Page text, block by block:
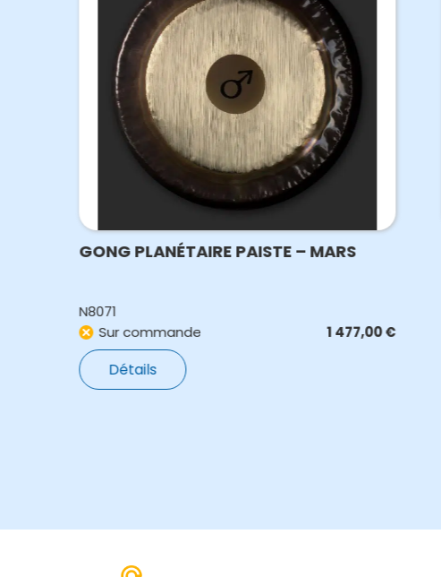
GONG PLANÉTAIRE PAISTE – MARS
N8071
Sur commande
1 477,00€
Détails